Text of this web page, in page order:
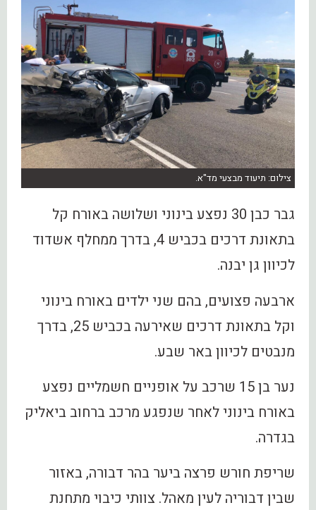
צילום: תיעוד מבצעי מד"א.
גבר כבן 30 נפצע בינוני ושלושה באורח קל
בתאונת דרכים בכביש 4, בדרך ממחלף אשדוד
לכיוון גן יבנה.
ארבעה פצועים, בהם שני ילדים באורח בינוני
וקל בתאונת דרכים שאירעה בכביש 25, בדרך
מנבטים לכיוון באר שבע.
נער בן 15 שרכב על אופניים חשמליים נפצע
באורח בינוני לאחר שנפגע מרכב ברחוב ביאליק
בגדרה.
שריפת חורש פרצה ביער בהר דבורה, באזור
שבין דבוריה לעין מאהל. צוותי כיבוי מתחנת